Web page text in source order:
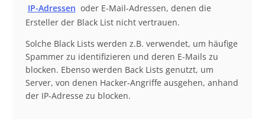
IP-Adressen oder E-Mail-Adressen, denen die
Ersteller der Black List nicht vertrauen.
Solche Black Lists werden z.B. verwendet, um häufige
Spammer zu identifizieren und deren E-Mails zu
blocken. Ebenso werden Back Lists genutzt, um
Server, von denen Hacker-Angriffe ausgehen, anhand
der IP-Adresse zu blocken.